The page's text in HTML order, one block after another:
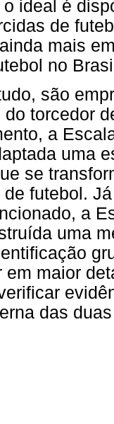
ideal é
de
mais
no
são
torcedor
a
uma
se
futebol.
a
uma
em maior
das